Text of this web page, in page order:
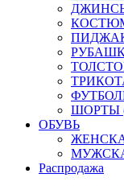
ШОРТЫ
ОБУВЬ
Распродажа